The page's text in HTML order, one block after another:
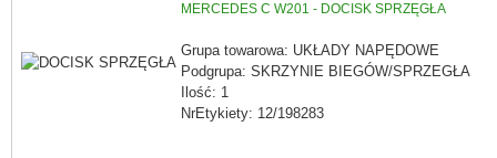
MERCEDES C W201 - DOCISK SPRZĘGŁA
Grupa towarowa: UKŁADY NAPĘDOWE
Podgrupa: SKRZYNIE BIEGÓW/SPRZEGŁA
Ilość: 1
NrEtykiety: 12/198283